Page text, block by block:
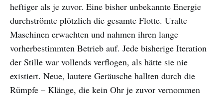
heftiger als je zuvor. Eine bisher unbekannte Energie
durchströmte plötzlich die gesamte Flotte. Uralte
Maschinen erwachten und nahmen ihren lange
vorherbestimmten Betrieb auf. Jede bisherige Iteration
der Stille war vollends verflogen, als hätte sie nie
existiert. Neue, lautere Geräusche hallten durch die
Rümpfe – Klänge, die kein Ohr je zuvor vernommen